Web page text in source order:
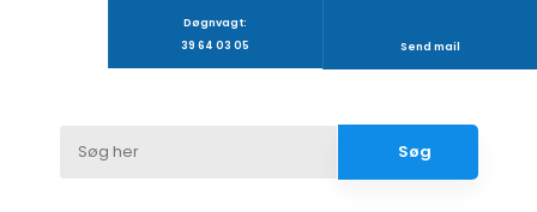
Døgnvagt:
39 64 03 05
Send mail